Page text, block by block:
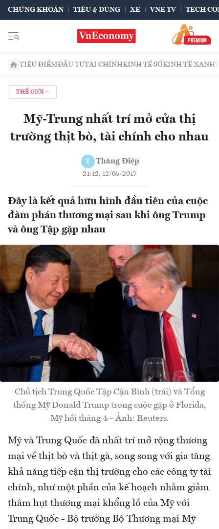
CHỨNG KHOÁN TIÊU & DÙNG XE VNE TV TECH
TIÊU ĐIỂMĐẦU TƯTÀI CHÍNHKINH TẾ SỐKINH TẾ XANH
THẾ GIỚI
Mỹ-Trung nhất trí mở cửa thị
trường thịt bò, tài chính cho nhau
T Thăng Điệp
21:12, 12/05/2017
Đây là kết quả hữu hình đầu tiên của cuộc
đàm phán thương mại sau khi ông Trump
và ông Tập gặp nhau
Chủ tịch Trung Quốc Tập Cận Bình (trái) và Tổng
thống Mỹ Donald Trump trong cuộc gặp ở Florida,
Mỹ hồi tháng 4 - Ảnh: Reuters.
Mỹ và Trung Quốc đã nhất trí mở rộng thương
mại về thịt bò và thịt gà, song song với gia tăng
khả năng tiếp cận thị trường cho các công ty tài
chính, như một phần của kế hoạch nhằm giảm
thâm hụt thương mại khổng lồ của Mỹ với
Trung Quốc - Bộ trưởng Bộ Thương mại Mỹ